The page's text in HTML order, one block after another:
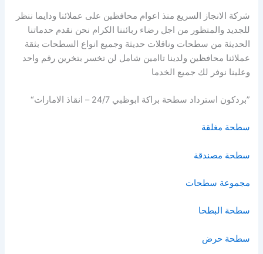
شركة الانجاز السريع منذ اعوام محافظين على عملائنا ودايما ننظر
للجديد والمتظور من اجل رضاء ربائننا الكرام نحن نقدم حدماتنا
الحديثة من سطحات وناقلات حديثة وجميع انواع السطحات بثقة
عملائنا محافظين ولدينا تاامين شامل لن تخسر بتخرين رقم واحد
وعلينا نوفر لك جميع الخدما
”بردكون استرداد سطحة براكة ابوظبي 24/7 – انقاذ الامارات“
سطحة مغلقة
سطحة مصندقة
مجموعة سطحات
سطحة البطحا
سطحة حرض